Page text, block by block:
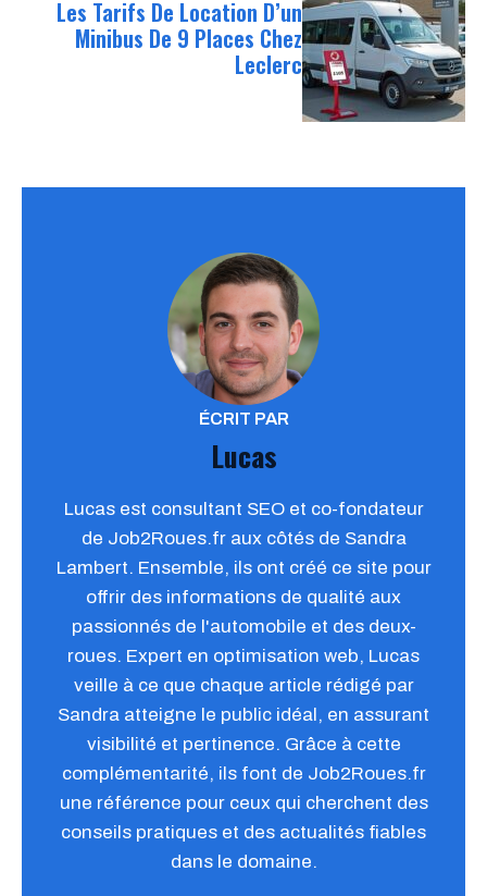
Les Tarifs De Location D’un
Minibus De 9 Places Chez
Leclerc
ÉCRIT PAR
Lucas
Lucas est consultant SEO et co-fondateur
de Job2Roues.fr aux côtés de Sandra
Lambert. Ensemble, ils ont créé ce site pour
offrir des informations de qualité aux
passionnés de l'automobile et des deux-
roues. Expert en optimisation web, Lucas
veille à ce que chaque article rédigé par
Sandra atteigne le public idéal, en assurant
visibilité et pertinence. Grâce à cette
complémentarité, ils font de Job2Roues.fr
une référence pour ceux qui cherchent des
conseils pratiques et des actualités fiables
dans le domaine.